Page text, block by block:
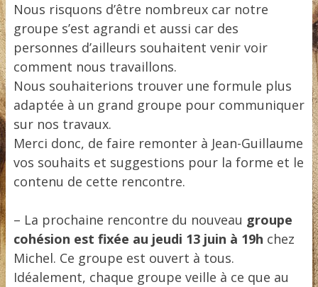
Nous risquons d’être nombreux car notre
groupe s’est agrandi et aussi car des
personnes d’ailleurs souhaitent venir voir
comment nous travaillons.
Nous souhaiterions trouver une formule plus
adaptée à un grand groupe pour communiquer
sur nos travaux.
Merci donc, de faire remonter à Jean-Guillaume
vos souhaits et suggestions pour la forme et le
contenu de cette rencontre.
– La prochaine rencontre du nouveau groupe
cohésion est fixée au jeudi 13 juin à 19h chez
Michel. Ce groupe est ouvert à tous.
Idéalement, chaque groupe veille à ce que au